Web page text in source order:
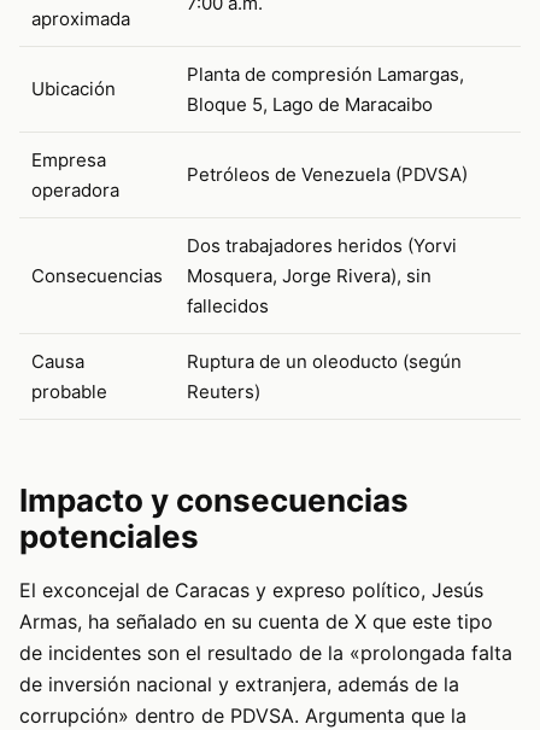
aproximada
Ubicación
Planta de compresión Lamargas,
Bloque 5, Lago de Maracaibo
Empresa
operadora
Petróleos de Venezuela (PDVSA)
Consecuencias
Dos trabajadores heridos (Yorvi
Mosquera, Jorge Rivera), sin
fallecidos
Causa
probable
Ruptura de un oleoducto (según
Reuters)
Impacto y consecuencias
potenciales
El exconcejal de Caracas y expreso político, Jesús
Armas, ha señalado en su cuenta de X que este tipo
de incidentes son el resultado de la «prolongada falta
de inversión nacional y extranjera, además de la
corrupción» dentro de PDVSA. Argumenta que la